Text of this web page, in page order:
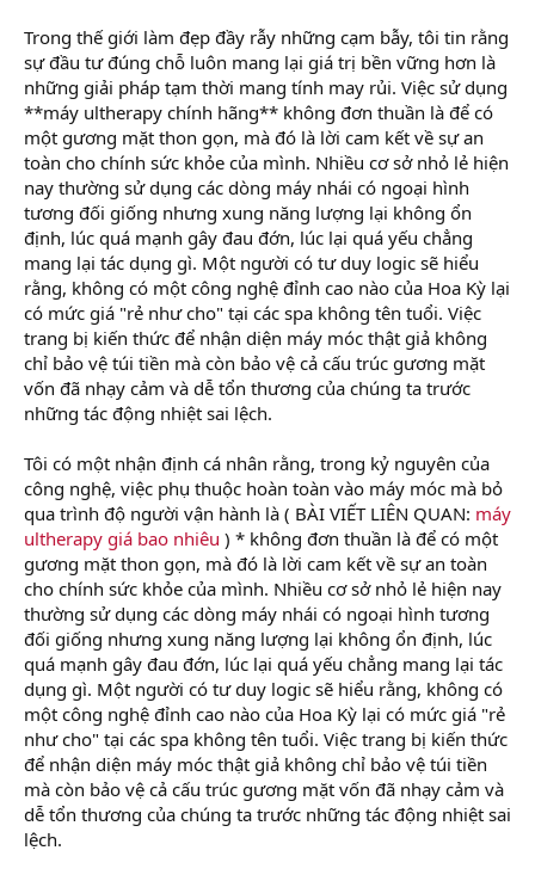
Trong thế giới làm đẹp đầy rẫy những cạm bẫy, tôi tin rằng
sự đầu tư đúng chỗ luôn mang lại giá trị bền vững hơn là
những giải pháp tạm thời mang tính may rủi. Việc sử dụng
**máy ultherapy chính hãng** không đơn thuần là để có
một gương mặt thon gọn, mà đó là lời cam kết về sự an
toàn cho chính sức khỏe của mình. Nhiều cơ sở nhỏ lẻ hiện
nay thường sử dụng các dòng máy nhái có ngoại hình
tương đối giống nhưng xung năng lượng lại không ổn
định, lúc quá mạnh gây đau đớn, lúc lại quá yếu chẳng
mang lại tác dụng gì. Một người có tư duy logic sẽ hiểu
rằng, không có một công nghệ đỉnh cao nào của Hoa Kỳ lại
có mức giá "rẻ như cho" tại các spa không tên tuổi. Việc
trang bị kiến thức để nhận diện máy móc thật giả không
chỉ bảo vệ túi tiền mà còn bảo vệ cả cấu trúc gương mặt
vốn đã nhạy cảm và dễ tổn thương của chúng ta trước
những tác động nhiệt sai lệch.
Tôi có một nhận định cá nhân rằng, trong kỷ nguyên của
công nghệ, việc phụ thuộc hoàn toàn vào máy móc mà bỏ
qua trình độ người vận hành là ( BÀI VIẾT LIÊN QUAN: máy
ultherapy giá bao nhiêu ) * không đơn thuần là để có một
gương mặt thon gọn, mà đó là lời cam kết về sự an toàn
cho chính sức khỏe của mình. Nhiều cơ sở nhỏ lẻ hiện nay
thường sử dụng các dòng máy nhái có ngoại hình tương
đối giống nhưng xung năng lượng lại không ổn định, lúc
quá mạnh gây đau đớn, lúc lại quá yếu chẳng mang lại tác
dụng gì. Một người có tư duy logic sẽ hiểu rằng, không có
một công nghệ đỉnh cao nào của Hoa Kỳ lại có mức giá "rẻ
như cho" tại các spa không tên tuổi. Việc trang bị kiến thức
để nhận diện máy móc thật giả không chỉ bảo vệ túi tiền
mà còn bảo vệ cả cấu trúc gương mặt vốn đã nhạy cảm và
dễ tổn thương của chúng ta trước những tác động nhiệt sai
lệch.